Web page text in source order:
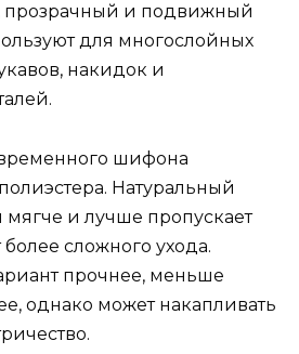
и подвижный
для многослойных
накидок и
шифона
Натуральный
и лучше пропускает
более сложного ухода.
прочнее, меньше
однако может накапливать